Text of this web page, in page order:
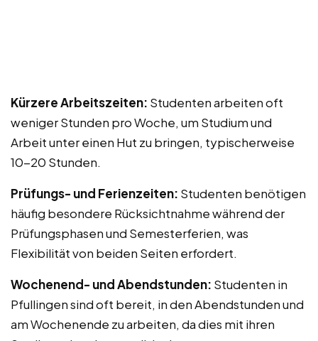
Kürzere Arbeitszeiten: Studenten arbeiten oft
weniger Stunden pro Woche, um Studium und
Arbeit unter einen Hut zu bringen, typischerweise
10-20 Stunden.
Prüfungs- und Ferienzeiten: Studenten benötigen
häufig besondere Rücksichtnahme während der
Prüfungsphasen und Semesterferien, was
Flexibilität von beiden Seiten erfordert.
Wochenend- und Abendstunden: Studenten in
Pfullingen sind oft bereit, in den Abendstunden und
am Wochenende zu arbeiten, da dies mit ihren